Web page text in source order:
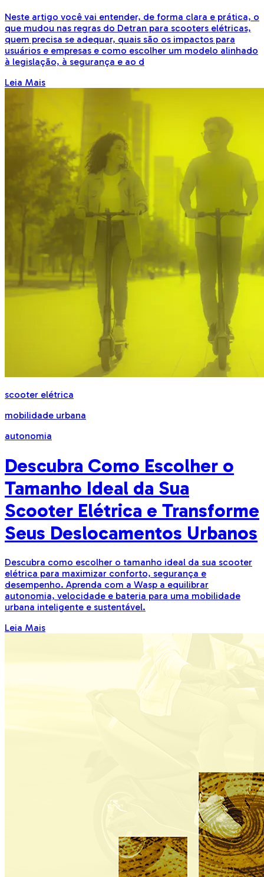
Neste artigo você vai entender, de forma clara e prática, o
que mudou nas regras do Detran para scooters elétricas,
quem precisa se adequar, quais são os impactos para
usuários e empresas e como escolher um modelo alinhado
à legislação, à segurança e ao d
Leia Mais
scooter elétrica
mobilidade urbana
autonomia
Descubra Como Escolher o
Tamanho Ideal da Sua
Scooter Elétrica e Transforme
Seus Deslocamentos Urbanos
Descubra como escolher o tamanho ideal da sua scooter
elétrica para maximizar conforto, segurança e
desempenho. Aprenda com a Wasp a equilibrar
autonomia, velocidade e bateria para uma mobilidade
urbana inteligente e sustentável.
Leia Mais